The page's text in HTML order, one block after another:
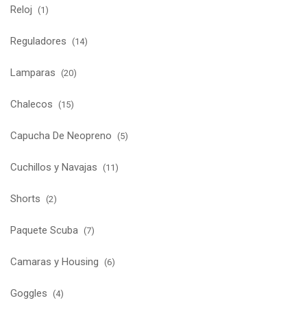
Reloj (1)
Reguladores (14)
Lamparas (20)
Chalecos (15)
Capucha De Neopreno (5)
Cuchillos y Navajas (11)
Shorts (2)
Paquete Scuba (7)
Camaras y Housing (6)
Goggles (4)